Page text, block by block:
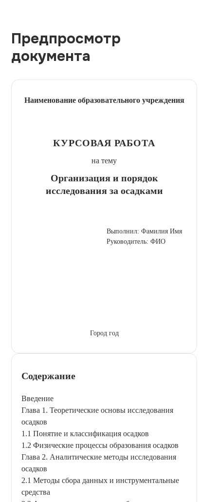
Предпросмотр
документа
Наименование образовательного учреждения
КУРСОВАЯ РАБОТА
на тему
Организация и порядок
исследования за осадками
Выполнил: Фамилия Имя
Руководитель: ФИО
Город год
Содержание
Введение
Глава 1. Теоретические основы исследования
осадков
1.1 Понятие и классификация осадков
1.2 Физические процессы образования осадков
Глава 2. Аналитические методы исследования
осадков
2.1 Методы сбора данных и инструментальные
средства